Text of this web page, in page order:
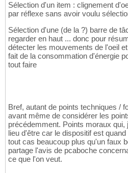
Sélection d'un item : clignement
par réflexe sans avoir voulu
Sélection d'une (de la ?) barre de
regarder en haut ... donc pour
détecter les mouvements de l'oeil
fait de la consommation d'énergie
tout faire
Bref, autant de points techniques /
avant même de considérer les
précédemment. Points moraux qui,
lieu d'être car le dispositif est
tout cas beaucoup plus qu'un faux
partage l'avis de pcaboche
ce que l'on veut.